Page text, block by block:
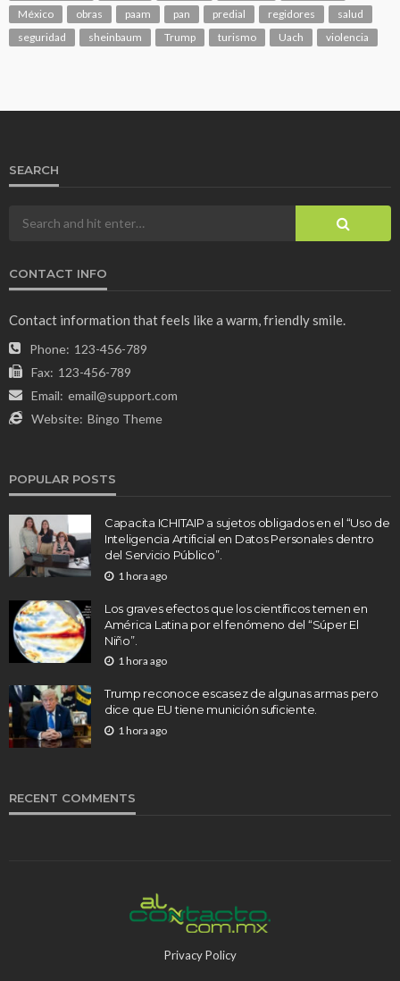
México
obras paam pan predial regidores
salud
seguridad
sheinbaum Trump turismo Uach violencia
SEARCH
CONTACT INFO
Contact information that feels like a warm, friendly smile.
Phone: 123-456-789
Fax: 123-456-789
Email: email@support.com
Website: Bingo Theme
POPULAR POSTS
Capacita ICHITAIP a sujetos obligados en el “Uso de
Inteligencia Artificial en Datos Personales dentro
del Servicio Público”.
1 hora ago
Los graves efectos que los científicos temen en
América Latina por el fenómeno del “Súper El
Niño”.
1 hora ago
Trump reconoce escasez de algunas armas pero
dice que EU tiene munición suficiente.
1 hora ago
RECENT COMMENTS
Privacy Policy